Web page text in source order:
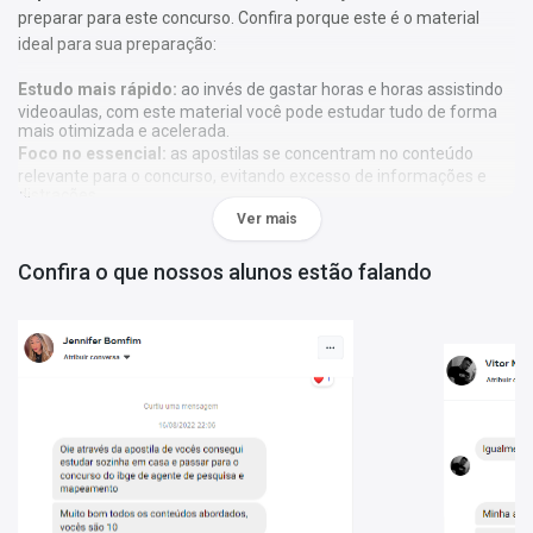
preparar para este concurso. Confira porque este é o material
ideal para sua preparação:
Estudo mais rápido: ao invés de gastar horas e horas assistindo
videoaulas, com este material você pode estudar tudo de forma
mais otimizada e acelerada.
Foco no essencial: as apostilas se concentram no conteúdo
relevante para o concurso, evitando excesso de informações e
distrações.
nossa metodologia é única, contando com
diversos recursos de aprendizagem que irão acelerar seu
aprendizado, gráficos, tabelas e destaques do que é mais
importante e conteúdo direto ao ponto.
2025 - Técnico Judiciário - Área Administrativa - Sem
foi elaborada de acordo com o edital 1/2025, por
experiência em concursos.
Atenção:As apostilas não seguem, obrigatoriamente, a
bibliografia indicada no edital. Os conteúdos são tratados com
base em referências teóricas amplas e na experiência dos
Ver mais
Confira o que nossos alunos estão falando